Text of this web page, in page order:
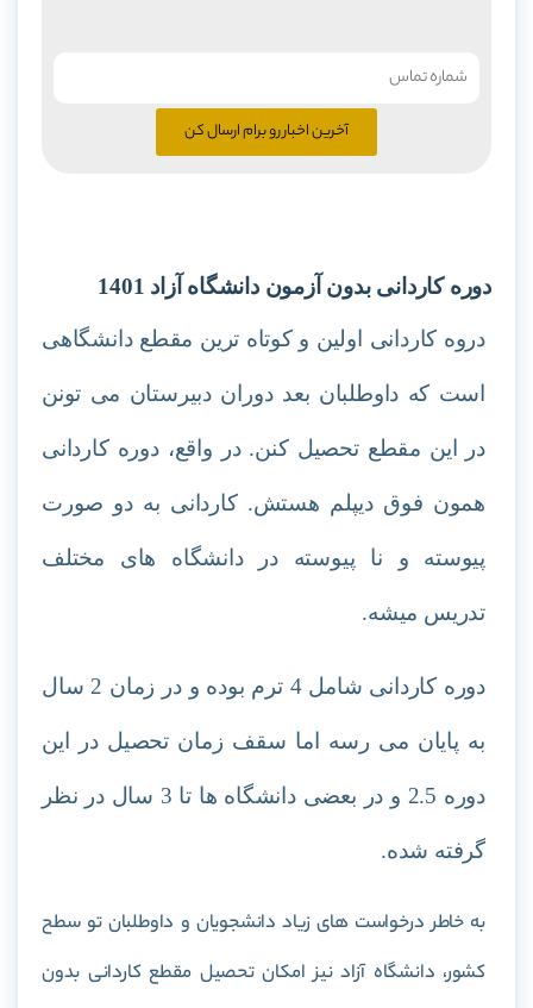
آخرین اخبار رو برام ارسال کن
دوره کاردانی بدون آزمون دانشگاه آزاد 1401
دروه کاردانی اولین و کوتاه ترین مقطع دانشگاهی
است که داوطلبان بعد دوران دبیرستان می تونن
در این مقطع تحصیل کنن. در واقع، دوره کاردانی
همون فوق دیپلم هستش. کاردانی به دو صورت
پیوسته و نا پیوسته در دانشگاه های مختلف
تدریس میشه.
دوره کاردانی شامل 4 ترم بوده و در زمان 2 سال
به پایان می رسه اما سقف زمان تحصیل در این
دوره 2.5 و در بعضی دانشگاه ها تا 3 سال در نظر
گرفته شده.
به خاطر درخواست های زیاد دانشجویان و داوطلبان تو سطح
کشور، دانشگاه آزاد نیز امکان تحصیل مقطع کاردانی بدون